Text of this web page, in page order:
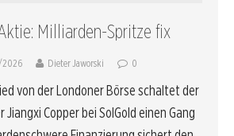
Milliarden-Spritze fix
2026 Dieter Jaworski 0
von der Londoner Börse schaltet der
Copper bei SolGold einen Gang